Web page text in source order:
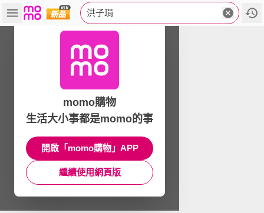
洪子琄
momo購物
生活大小事都是momo的事
開啟「momo購物」APP
繼續使用網頁版